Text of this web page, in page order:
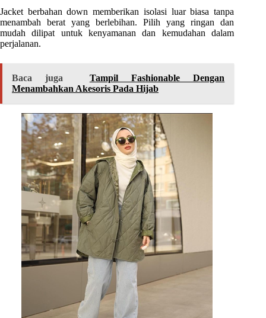
Jacket berbahan down memberikan isolasi luar biasa tanpa
menambah berat yang berlebihan. Pilih yang ringan dan
mudah dilipat untuk kenyamanan dan kemudahan dalam
perjalanan.
Baca juga
Tampil Fashionable Dengan
Menambahkan Akesoris Pada Hijab